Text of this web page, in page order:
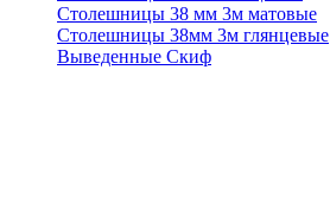
Столешницы 38 мм 3м матовые
Столешницы 38мм 3м глянцевые
Выведенные Скиф